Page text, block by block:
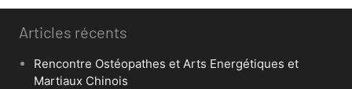
Articles récents
Rencontre Ostéopathes et Arts Energétiques et
Martiaux Chinois